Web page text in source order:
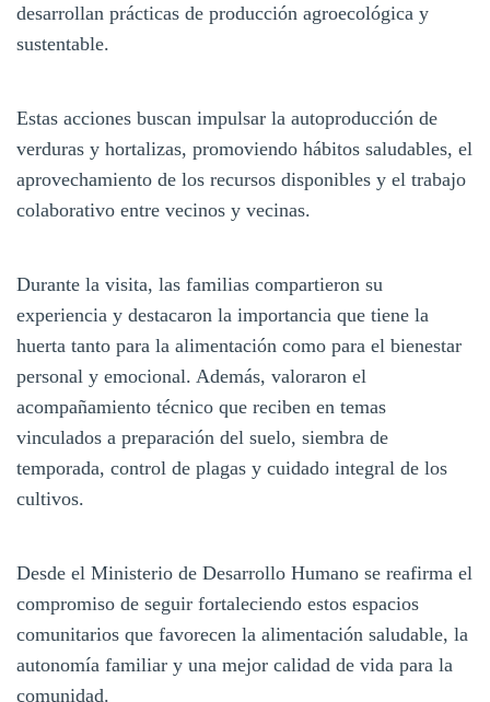
desarrollan prácticas de producción agroecológica y
sustentable.
Estas acciones buscan impulsar la autoproducción de
verduras y hortalizas, promoviendo hábitos saludables, el
aprovechamiento de los recursos disponibles y el trabajo
colaborativo entre vecinos y vecinas.
Durante la visita, las familias compartieron su
experiencia y destacaron la importancia que tiene la
huerta tanto para la alimentación como para el bienestar
personal y emocional. Además, valoraron el
acompañamiento técnico que reciben en temas
vinculados a preparación del suelo, siembra de
temporada, control de plagas y cuidado integral de los
cultivos.
Desde el Ministerio de Desarrollo Humano se reafirma el
compromiso de seguir fortaleciendo estos espacios
comunitarios que favorecen la alimentación saludable, la
autonomía familiar y una mejor calidad de vida para la
comunidad.